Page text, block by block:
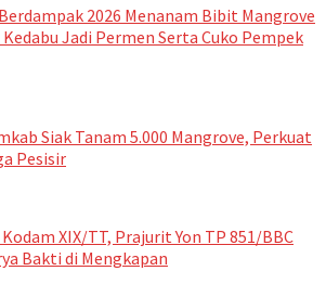
2026 Menanam Bibit Mangrove
Jadi Permen Serta Cuko Pempek
Siak Tanam 5.000 Mangrove, Perkuat
Pesisir
XIX/TT, Prajurit Yon TP 851/BBC
Bakti di Mengkapan